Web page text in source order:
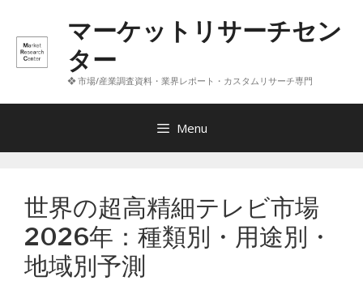
へ
マーケットリサーチセン
ター
❖ 市場/産業調査資料・業界レポート・カスタムリサーチ専門
Menu
世界の超高精細テレビ市場
2026年：種類別・用途別・
地域別予測